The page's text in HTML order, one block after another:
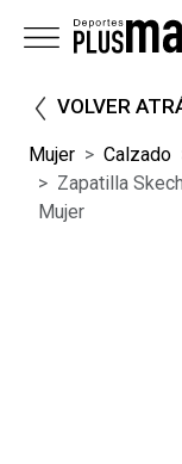
VOLVER
Mujer Calzado
Zapatilla
Mujer